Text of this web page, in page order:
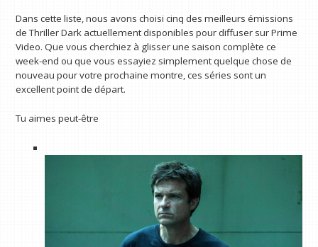
Dans cette liste, nous avons choisi cinq des meilleurs émissions
de Thriller Dark actuellement disponibles pour diffuser sur Prime
Video. Que vous cherchiez à glisser une saison complète ce
week-end ou que vous essayiez simplement quelque chose de
nouveau pour votre prochaine montre, ces séries sont un
excellent point de départ.
Tu aimes peut-être